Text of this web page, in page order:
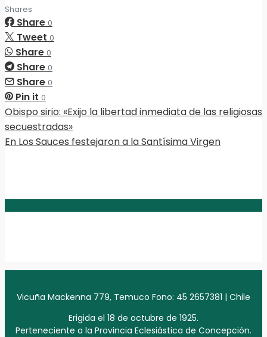
Shares
Share 0
Tweet 0
Share 0
Share 0
Share 0
Pin it 0
Obispo sirio: «Exijo la libertad inmediata de las religiosas
secuestradas»
En Los Sauces festejaron a la Santísima Virgen
Vicuña Mackenna 779, Temuco Fono: 45 2657381 | Chile
Erigida el 18 de octubre de 1925.
Perteneciente a la Provincia Eclesiástica de Concepción.